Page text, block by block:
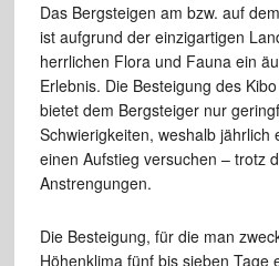
Das Bergsteigen am bzw. auf
ist aufgrund der einzigartigen
herrlichen Flora und Fauna ein
Erlebnis. Die Besteigung des
bietet dem Bergsteiger nur
Schwierigkeiten, weshalb jährlich
einen Aufstieg versuchen – trotz
Anstrengungen.
Die Besteigung, für die man
Höhenklima fünf bis sieben Tage